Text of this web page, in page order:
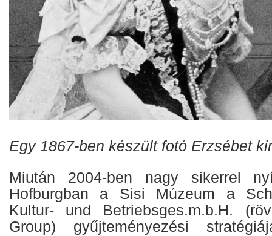
Egy 1867-ben készült fotó Erzsébet
Miután 2004-ben nagy sikerrel
Hofburgban a Sisi Múzeum a
Kultur- und Betriebsges.m.b.H.
Group) gyűjteményezési